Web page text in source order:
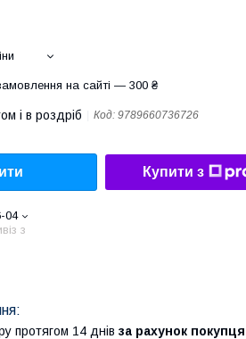
на сайті — 300 ₴
і в роздріб Код: 9789660736726
Купити з
04
з
протягом 14 днів за рахунок покупця